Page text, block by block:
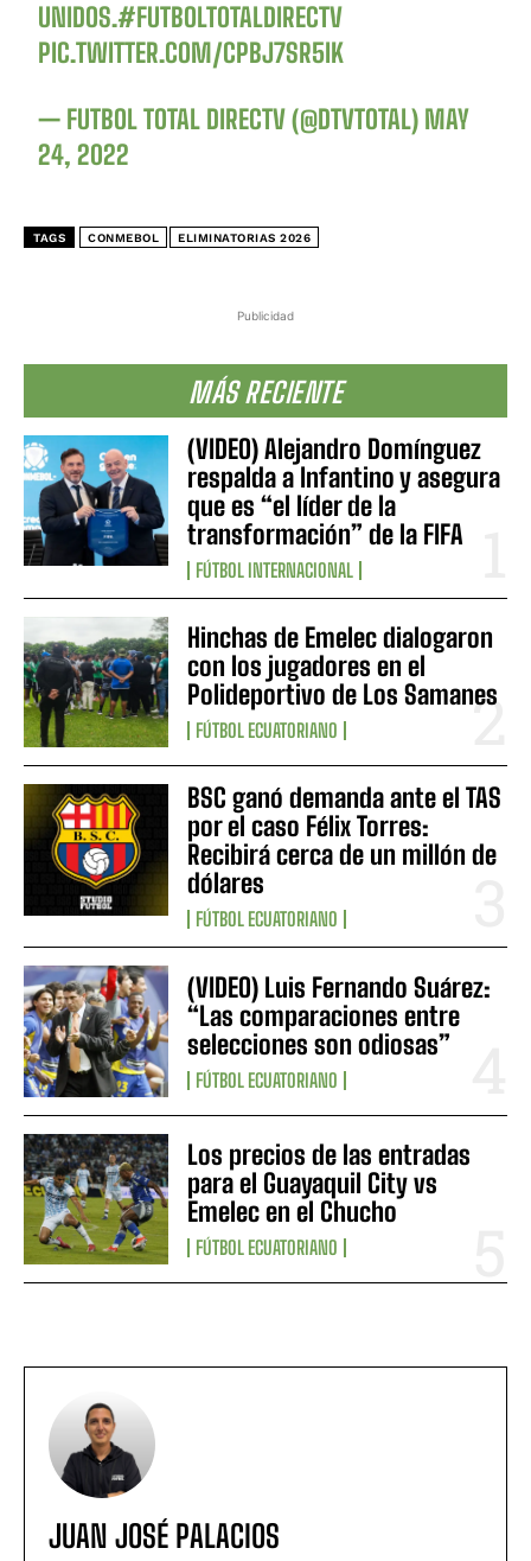
Publicidad
MÁS RECIENTE
(VIDEO) Alejandro Domínguez
respalda a Infantino y asegura
que es “el líder de la
transformación” de la FIFA
FÚTBOL INTERNACIONAL
Hinchas de Emelec dialogaron
con los jugadores en el
Polideportivo de Los Samanes
FÚTBOL ECUATORIANO
BSC ganó demanda ante el TAS
por el caso Félix Torres:
Recibirá cerca de un millón de
dólares
FÚTBOL ECUATORIANO
(VIDEO) Luis Fernando Suárez:
“Las comparaciones entre
selecciones son odiosas”
FÚTBOL ECUATORIANO
Los precios de las entradas
para el Guayaquil City vs
Emelec en el Chucho
FÚTBOL ECUATORIANO
UNIDOS.#FUTBOLTOTALDIRECTV
PIC.TWITTER.COM/CPBJ7SR5IK
— FUTBOL TOTAL DIRECTV (@DTVTOTAL) MAY
24, 2022
TAGS CONMEBOL ELIMINATORIAS 2026
JUAN JOSÉ PALACIOS